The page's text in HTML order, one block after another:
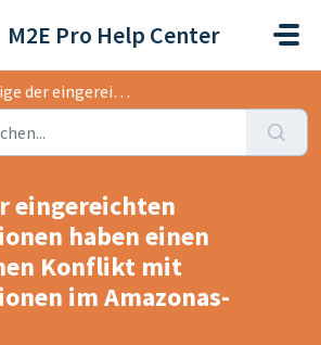
Inhalt gehen
M2E Pro Help Center
Informationen haben einen techni...
eingereichten
haben einen
Konflikt mit
im Amazonas-